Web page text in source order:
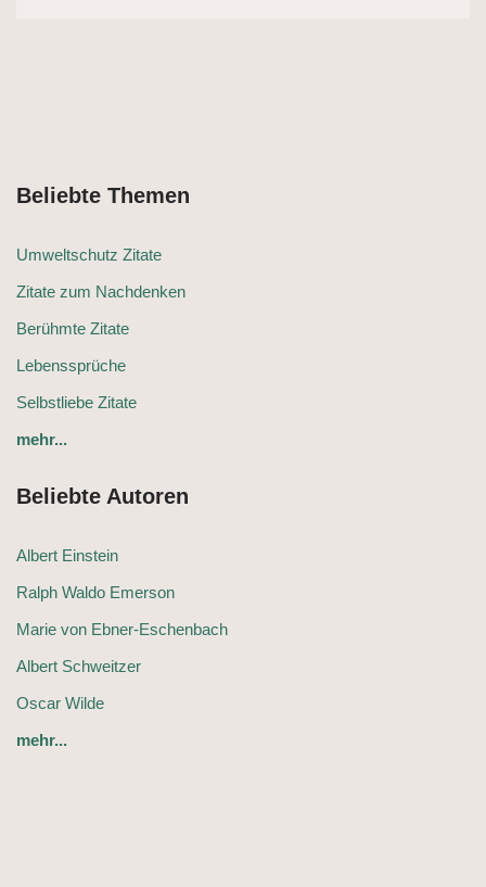
Beliebte Themen
Umweltschutz Zitate
Zitate zum Nachdenken
Berühmte Zitate
Lebenssprüche
Selbstliebe Zitate
mehr...
Beliebte Autoren
Albert Einstein
Ralph Waldo Emerson
Marie von Ebner-Eschenbach
Albert Schweitzer
Oscar Wilde
mehr...